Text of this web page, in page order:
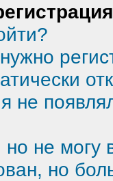
не
не могу
но